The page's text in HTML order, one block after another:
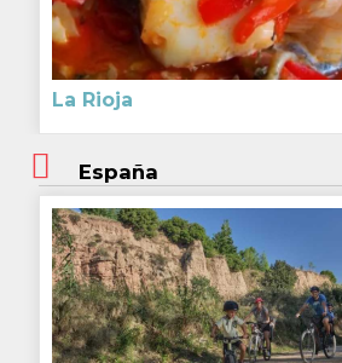
La Rioja
España